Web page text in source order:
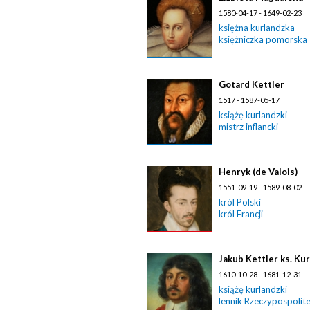
1580-04-17 - 1649-02-23
księżna kurlandzka
księżniczka pomorska
Gotard Kettler
1517 - 1587-05-17
książę kurlandzki
mistrz inflancki
Henryk (de Valois)
1551-09-19 - 1589-08-02
król Polski
król Francji
Jakub Kettler ks.
1610-10-28 - 1681-12-31
książę kurlandzki
lennik